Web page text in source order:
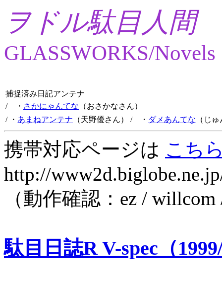
ヲドル駄目人間
GLASSWORKS/Novels
捕捉済み日記アンテナ
/ ・ さかにゃんてな （おさかなさん）
/ ・ あまねアンテナ （天野優さん） / ・ ダメあんてな （じ
携帯対応ページは こち
http://
（動作確認：ez /
駄目日誌R V-spec（